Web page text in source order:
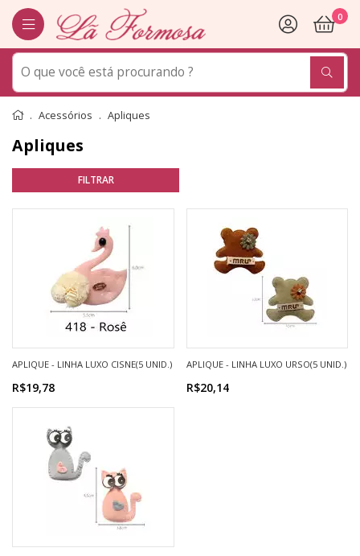
0
Acessórios Apliques
Apliques
APLIQUE - LINHA LUXO CISNE(5 UNID.)
R$19,78
APLIQUE - LINHA LUXO URSO(5 UNID.)
R$20,14